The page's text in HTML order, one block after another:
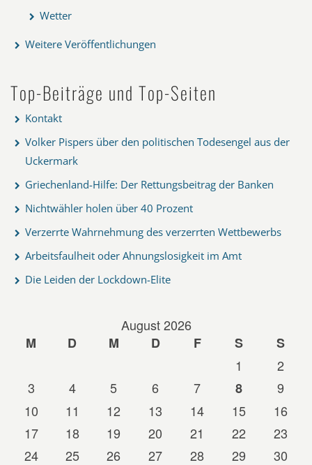
Wetter
Weitere Veröffentlichungen
Top-Beiträge und Top-Seiten
Kontakt
Volker Pispers über den politischen Todesengel aus der
Uckermark
Griechenland-Hilfe: Der Rettungsbeitrag der Banken
Nichtwähler holen über 40 Prozent
Verzerrte Wahrnehmung des verzerrten Wettbewerbs
Arbeitsfaulheit oder Ahnungslosigkeit im Amt
Die Leiden der Lockdown-Elite
August 2026
M
D M D F S
S
1
2
3
4 5 6 7 8
9
10
11 12 13 14 15
16
17
18 19 20 21 22
23
24
25 26 27 28 29
30